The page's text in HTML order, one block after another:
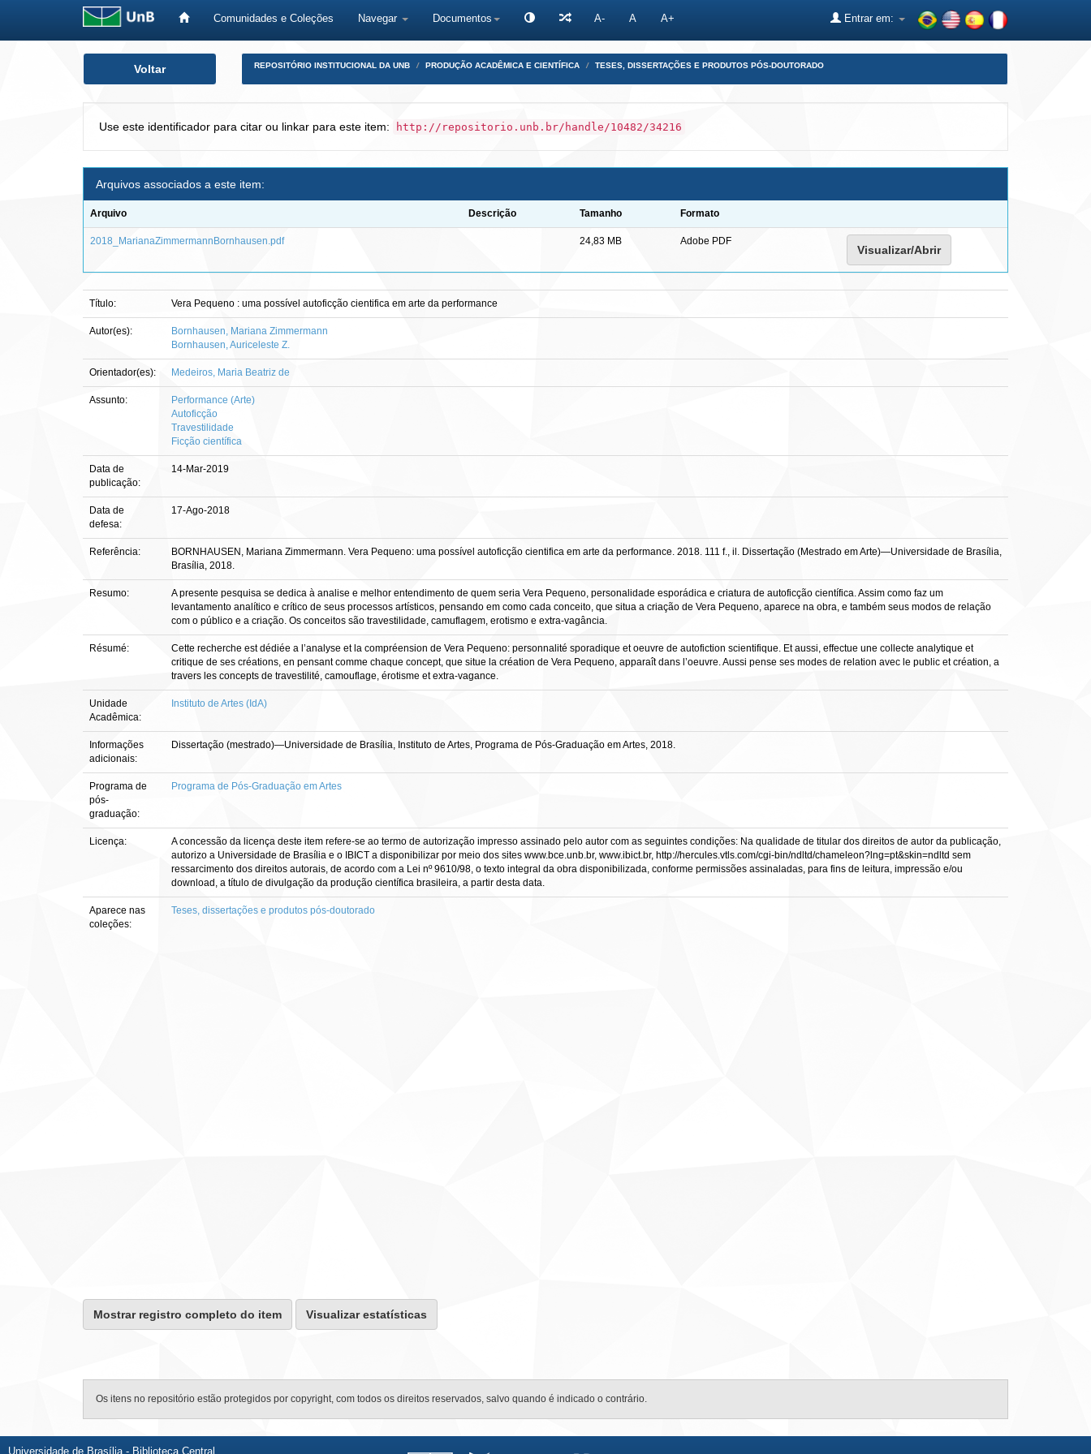
Comunidades e Coleções Navegar Documentos A- A A+ Entrar em:
Voltar REPOSITÓRIO INSTITUCIONAL DA UNB PRODUÇÃO ACADÊMICA E CIENTÍFICA TESES, DISSERTAÇÕES E PRODUTOS PÓS-DOUTORADO
Use este identificador para citar ou linkar para este item: http://repositorio.unb.br/handle/10482/34216
Arquivos associados a este item:
Arquivo Descrição Tamanho Formato
2018_MarianaZimmermannBornhausen.pdf 24,83 MB Adobe PDF
Visualizar/Abrir
Título: Vera Pequeno : uma possível autoficção cientifica em arte da performance
Autor(es):
Bornhausen, Mariana Zimmermann
Bornhausen, Auriceleste Z.
Orientador(es): Medeiros, Maria Beatriz de
Assunto:
Performance (Arte)
Autoficção
Travestilidade
Ficção científica
Data de
publicação:
14-Mar-2019
Data de
defesa:
17-Ago-2018
Referência:
BORNHAUSEN, Mariana Zimmermann. Vera Pequeno: uma possível autoficção cientifica em arte da performance. 2018. 111 f., il. Dissertação (Mestrado em Arte)—Universidade de Brasília,
Brasília, 2018.
Resumo:
A presente pesquisa se dedica à analise e melhor entendimento de quem seria Vera Pequeno, personalidade esporádica e criatura de autoficção científica. Assim como faz um
levantamento analítico e crítico de seus processos artísticos, pensando em como cada conceito, que situa a criação de Vera Pequeno, aparece na obra, e também seus modos de relação
com o público e a criação. Os conceitos são travestilidade, camuflagem, erotismo e extra-vagância.
Résumé:
Cette recherche est dédiée a l’analyse et la compréension de Vera Pequeno: personnalité sporadique et oeuvre de autofiction scientifique. Et aussi, effectue une collecte analytique et
critique de ses créations, en pensant comme chaque concept, que situe la création de Vera Pequeno, apparaît dans l’oeuvre. Aussi pense ses modes de relation avec le public et création, a
travers les concepts de travestilité, camouflage, érotisme et extra-vagance.
Unidade
Acadêmica:
Instituto de Artes (IdA)
Informações
adicionais:
Dissertação (mestrado)—Universidade de Brasília, Instituto de Artes, Programa de Pós-Graduação em Artes, 2018.
Programa de
pós-
graduação:
Programa de Pós-Graduação em Artes
Licença:
A concessão da licença deste item refere-se ao termo de autorização impresso assinado pelo autor com as seguintes condições: Na qualidade de titular dos direitos de autor da publicação,
autorizo a Universidade de Brasília e o IBICT a disponibilizar por meio dos sites www.bce.unb.br, www.ibict.br, http://hercules.vtls.com/cgi-bin/ndltd/chameleon?lng=pt&skin=ndltd sem
ressarcimento dos direitos autorais, de acordo com a Lei nº 9610/98, o texto integral da obra disponibilizada, conforme permissões assinaladas, para fins de leitura, impressão e/ou
download, a título de divulgação da produção científica brasileira, a partir desta data.
Aparece nas
coleções:
Teses, dissertações e produtos pós-doutorado
Mostrar registro completo do item Visualizar estatísticas
Os itens no repositório estão protegidos por copyright, com todos os direitos reservados, salvo quando é indicado o contrário.
Universidade de Brasília - Biblioteca Central